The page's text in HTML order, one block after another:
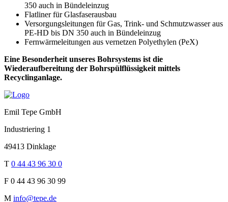
350 auch in Bündeleinzug
Flatliner für Glasfaserausbau
Versorgungsleitungen für Gas, Trink- und Schmutzwasser aus
PE-HD bis DN 350 auch in Bündeleinzug
Fernwärmeleitungen aus vernetzen Polyethylen (PeX)
Eine Besonderheit unseres Bohrsystems ist die
Wiederaufbereitung der Bohrspülflüssigkeit mittels
Recyclinganlage.
Emil Tepe GmbH
Industriering 1
49413 Dinklage
T 0 44 43 96 30 0
F 0 44 43 96 30 99
M info@tepe.de